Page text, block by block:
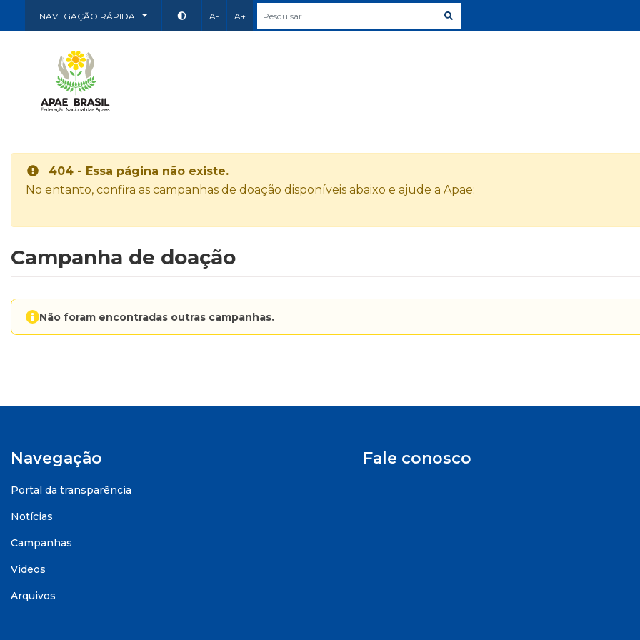
NAVEGAÇÃO RÁPIDA A- A+
404 - Essa página não existe.
No entanto, confira as campanhas de doação disponíveis abaixo e ajude a Apae:
Campanha de doação
Não foram encontradas outras campanhas.
Navegação
Portal da transparência
Notícias
Campanhas
Videos
Arquivos
Fale conosco